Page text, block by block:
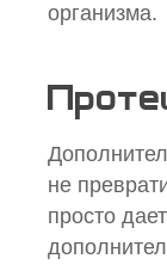
организма.
не
просто